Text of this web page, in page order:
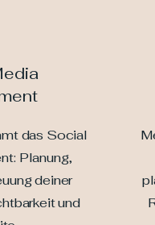
das Social
Planung,
deiner
und